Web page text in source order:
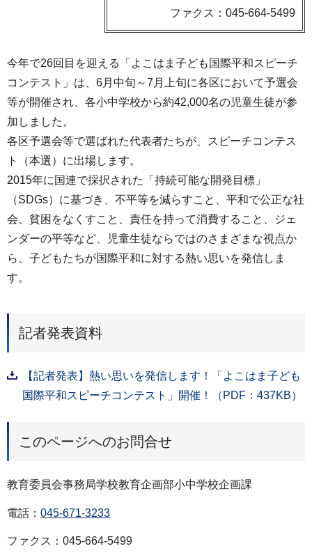
ファクス：045-664-5499
今年で26回目を迎える「よこはま子ども国際平和スピーチ
コンテスト」は、6月中旬～7月上旬に各区において予選会
等が開催され、各小中学校から約42,000名の児童生徒が参
加しました。
各区予選会等で選ばれた代表者たちが、スピーチコンテス
ト（本選）に出場します。
2015年に国連で採択された「持続可能な開発目標」
（SDGs）に基づき、不平等を減らすこと、平和で公正な社
会、貧困をなくすこと、責任を持って消費すること、ジェ
ンダーの平等など、児童生徒ならではのさまざまな視点か
ら、子どもたちが国際平和に対する熱い思いを発信しま
す。
記者発表資料
【記者発表】熱い思いを発信します！「よこはま子ども
国際平和スピーチコンテスト」開催！（PDF：437KB）
このページへのお問合せ
教育委員会事務局学校教育企画部小中学校企画課
電話： 045-671-3233
ファクス：045-664-5499